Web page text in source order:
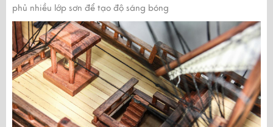
phủ nhiều lớp sơn để tạo độ sáng bóng